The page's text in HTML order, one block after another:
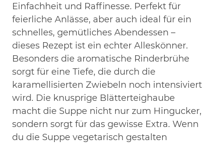
Einfachheit und Raffinesse. Perfekt für
feierliche Anlässe, aber auch ideal für ein
schnelles, gemütliches Abendessen –
dieses Rezept ist ein echter Alleskönner.
Besonders die aromatische Rinderbrühe
sorgt für eine Tiefe, die durch die
karamellisierten Zwiebeln noch intensiviert
wird. Die knusprige Blätterteighaube
macht die Suppe nicht nur zum Hingucker,
sondern sorgt für das gewisse Extra. Wenn
du die Suppe vegetarisch gestalten